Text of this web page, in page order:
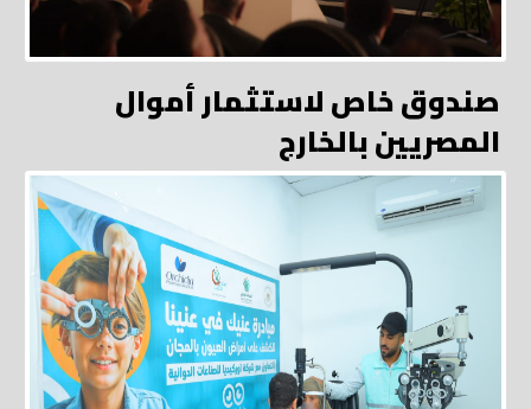
صندوق خاص لاستثمار أموال
المصريين بالخارج